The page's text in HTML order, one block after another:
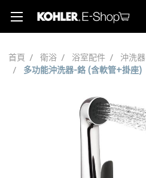
首頁 衛浴 浴室配件
沖洗器
多功能沖洗器-鉻 (含軟管+掛座)